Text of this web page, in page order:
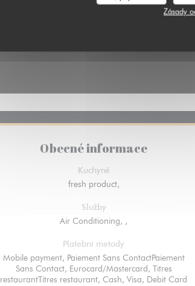
Zásady
Obecné informace
Kuchyně
fresh product,
Služby
Air Conditioning, ,
Platební metody
Mobile payment, Paiement Sans ContactPaiement
Sans Contact, Eurocard/Mastercard, Titres
restaurantTitres restaurant, Cash, Visa, Debit Card